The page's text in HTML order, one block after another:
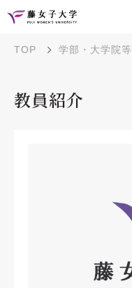
TOP 学部・大学院等
教員紹介